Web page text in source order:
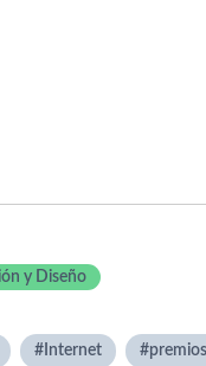
y Diseño
Internet